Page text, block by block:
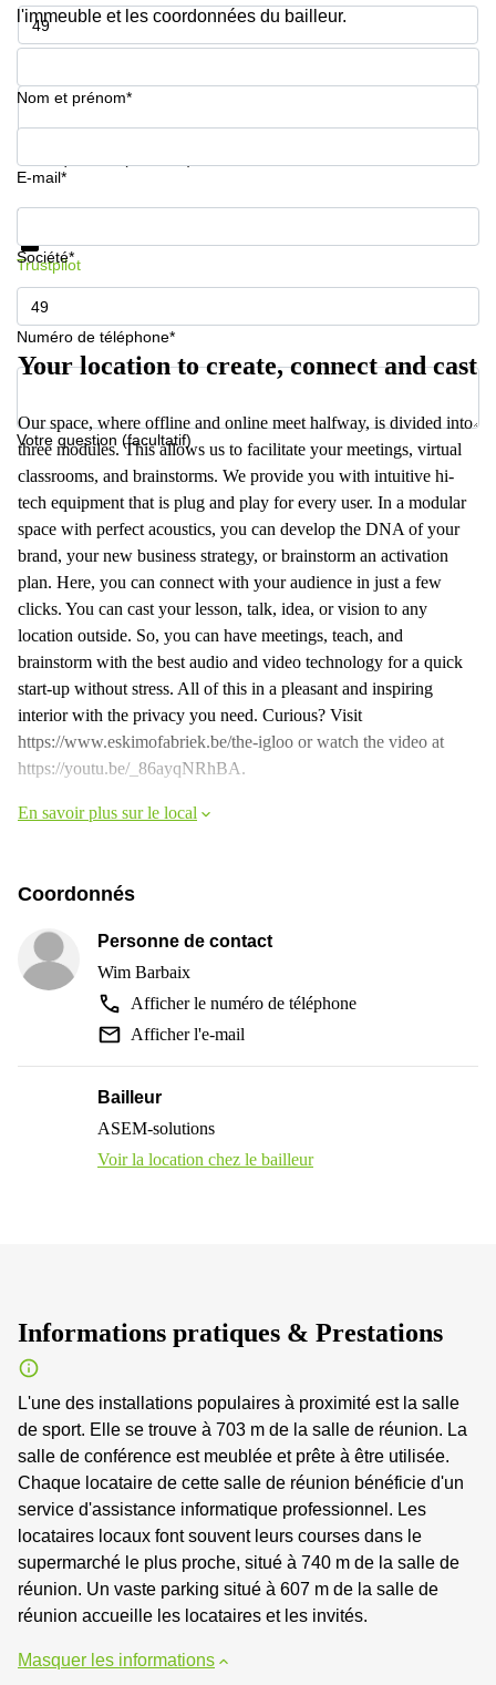
Numéro de téléphone*
l'immeuble et les coordonnées du bailleur.
Nom et prénom*
E-mail*
Société*
Numéro de téléphone*
Votre question (facultatif)
Informations et prix
Trustpilot
Your location to create, connect and cast
Our space, where offline and online meet halfway, is divided into
three modules. This allows us to facilitate your meetings, virtual
classrooms, and brainstorms. We provide you with intuitive hi-
tech equipment that is plug and play for every user. In a modular
space with perfect acoustics, you can develop the DNA of your
brand, your new business strategy, or brainstorm an activation
plan. Here, you can connect with your audience in just a few
clicks. You can cast your lesson, talk, idea, or vision to any
location outside. So, you can have meetings, teach, and
brainstorm with the best audio and video technology for a quick
start-up without stress. All of this in a pleasant and inspiring
interior with the privacy you need. Curious? Visit
https://www.eskimofabriek.be/the-igloo or watch the video at
https://youtu.be/_86ayqNRhBA.
En savoir plus sur le local
Coordonnés
Personne de contact
Wim Barbaix
Afficher le numéro de téléphone
Afficher l'e-mail
Bailleur
ASEM-solutions
Voir la location chez le bailleur
Informations pratiques & Prestations
L'une des installations populaires à proximité est la salle
de sport. Elle se trouve à 703 m de la salle de réunion. La
salle de conférence est meublée et prête à être utilisée.
Chaque locataire de cette salle de réunion bénéficie d'un
service d'assistance informatique professionnel. Les
locataires locaux font souvent leurs courses dans le
supermarché le plus proche, situé à 740 m de la salle de
réunion. Un vaste parking situé à 607 m de la salle de
réunion accueille les locataires et les invités.
Masquer les informations